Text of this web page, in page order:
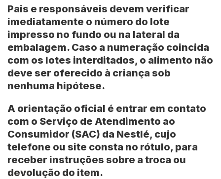
Pais e responsáveis devem verificar
imediatamente o número do lote
impresso no fundo ou na lateral da
embalagem. Caso a numeração coincida
com os lotes interditados, o alimento não
deve ser oferecido à criança sob
nenhuma hipótese.
A orientação oficial é entrar em contato
com o Serviço de Atendimento ao
Consumidor (SAC) da Nestlé, cujo
telefone ou site consta no rótulo, para
receber instruções sobre a troca ou
devolução do item.